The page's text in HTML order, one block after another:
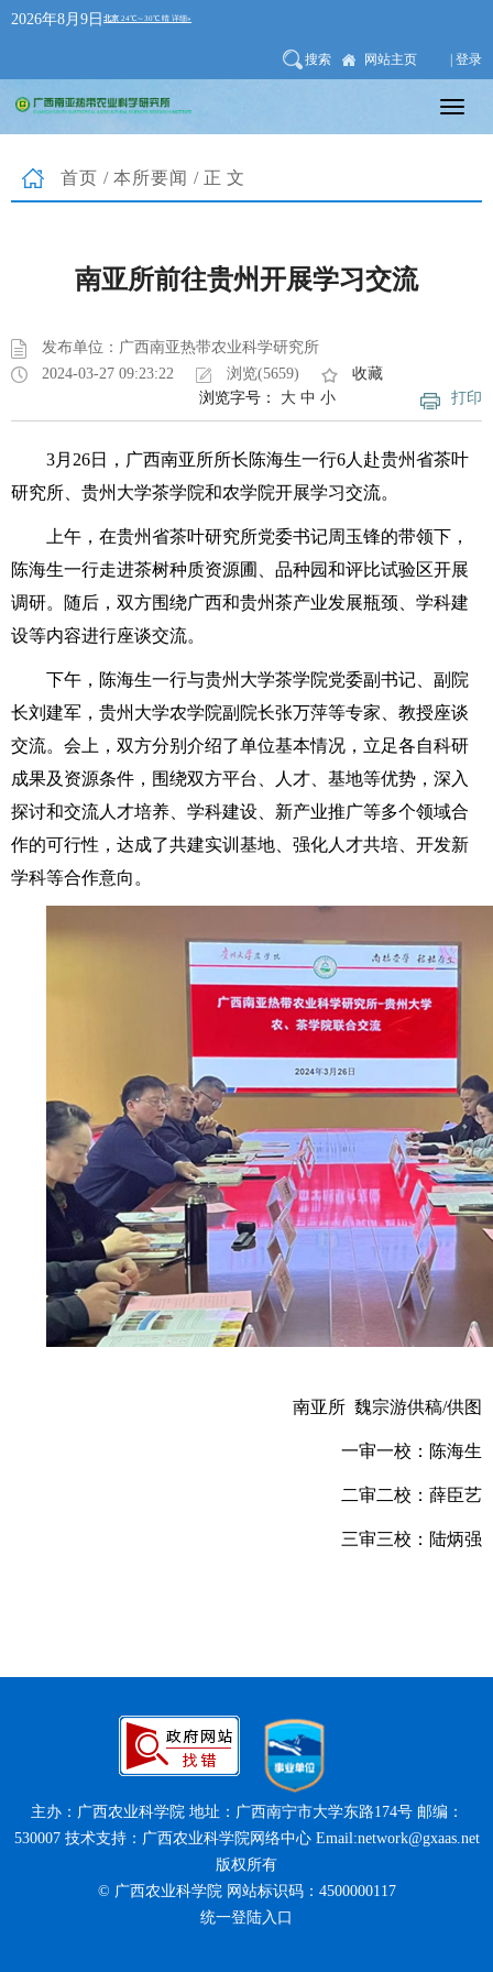
2026年8月9日
搜索 网站主页 | 登录
首页 / 本所要闻 /正文
南亚所前往贵州开展学习交流
发布单位：广西南亚热带农业科学研究所
2024-03-27 09:23:22
浏览(5659)
收藏
打印
浏览字号： 大 中 小
3月26日，广西南亚所所长陈海生一行6人赴贵州省茶叶
研究所、贵州大学茶学院和农学院开展学习交流。
上午，在贵州省茶叶研究所党委书记周玉锋的带领下，
陈海生一行走进茶树种质资源圃、品种园和评比试验区开展
调研。随后，双方围绕广西和贵州茶产业发展瓶颈、学科建
设等内容进行座谈交流。
下午，陈海生一行与贵州大学茶学院党委副书记、副院
长刘建军，贵州大学农学院副院长张万萍等专家、教授座谈
交流。会上，双方分别介绍了单位基本情况，立足各自科研
成果及资源条件，围绕双方平台、人才、基地等优势，深入
探讨和交流人才培养、学科建设、新产业推广等多个领域合
作的可行性，达成了共建实训基地、强化人才共培、开发新
学科等合作意向。
南亚所 魏宗游供稿/供图
一审一校：陈海生
二审二校：薛臣艺
三审三校：陆炳强
主办：广西农业科学院 地址：广西南宁市大学东路174号 邮编：
530007 技术支持：广西农业科学院网络中心 Email:network@gxaas.net
版权所有
© 广西农业科学院 网站标识码：4500000117
统一登陆入口